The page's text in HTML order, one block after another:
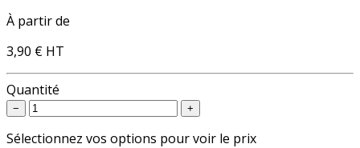
À partir de
3,90 € HT
Quantité
− +
Sélectionnez vos options pour voir le prix